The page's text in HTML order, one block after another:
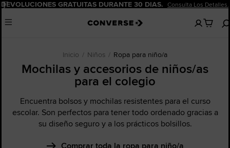
Pausar GRATUITAS DURANTE 30 DÍAS. Consulta Los Detalles.
Menu
No
hay
Inicio Niños Ropa para niño/a
Mochilas y accesorios de niños/as
para el colegio
Encuentra bolsos y mochilas resistentes para el curso
escolar. Son perfectos para tener todo ordenado gracias a
su diseño seguro y a los prácticos bolsillos.